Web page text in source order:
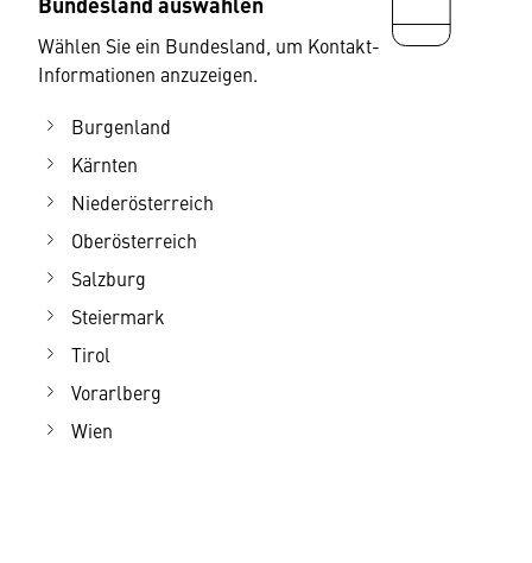
Wählen Sie ein Bundesland, um Kontakt-
Informationen anzuzeigen.
Burgenland
Kärnten
Niederösterreich
Oberösterreich
Salzburg
Steiermark
Tirol
Vorarlberg
Wien